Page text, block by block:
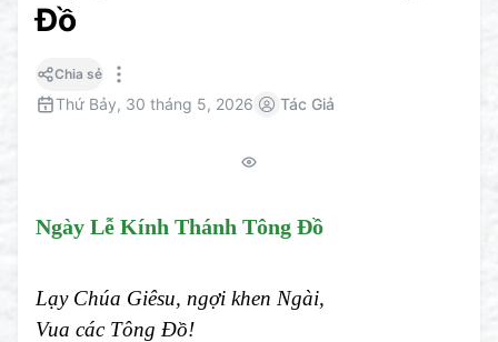
Đồ
Chia sẻ
Thứ Bảy, 30 tháng 5, 2026 Tác Giả
Ngày Lễ Kính Thánh Tông Đồ
Lạy Chúa Giêsu, ngợi khen Ngài,
Vua các Tông Đồ!